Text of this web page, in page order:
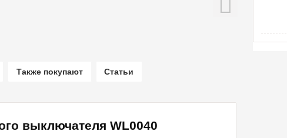
Также покупают Статьи
выключателя WL0040